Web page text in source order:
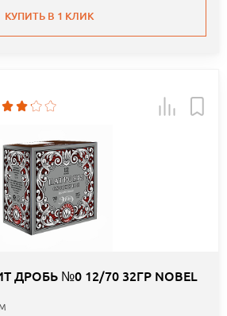
КУПИТЬ В 1 КЛИК
ДРОБЬ №0 12/70 32ГР NOBEL